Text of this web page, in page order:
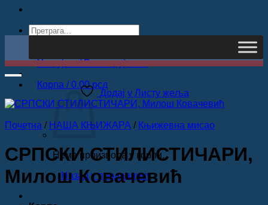
Products
Улогуј се / Региструјте се
Корпа /0.00рсд
Нема производа у корпи.
Назад у продавницу
Додај у Листу жеља
Почетна / НАША КЊИЖАРА / Књижевна мисао
СРПСКИ СТИЛИСТИЧАРИ,
Милош Ковачевић